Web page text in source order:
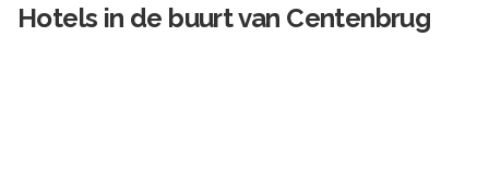
Hotels in de buurt van Centenbrug